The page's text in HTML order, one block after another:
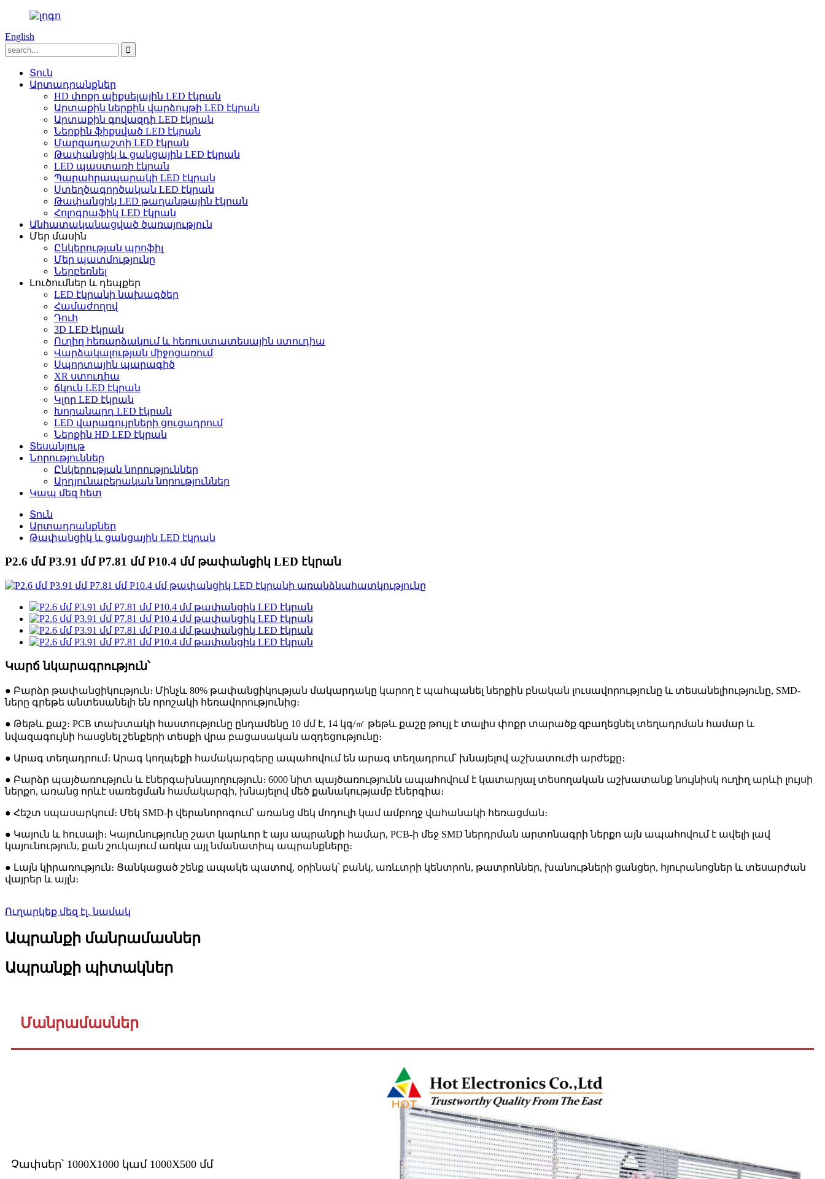
English
Տուն
Արտադրանքներ
HD փոքր պիքսելային LED էկրան
Արտաքին ներքին վարձույթի LED էկրան
Արտաքին գովազդի LED էկրան
Ներքին ֆիքսված LED էկրան
Մարզադաշտի LED էկրան
Թափանցիկ և ցանցային LED էկրան
LED պաստառի էկրան
Պարահրապարակի LED էկրան
Ստեղծագործական LED էկրան
Թափանցիկ LED թաղանթային էկրան
Հոլոգրաֆիկ LED էկրան
Անհատականացված ծառայություն
Մեր մասին
Ընկերության պրոֆիլ
Մեր պատմությունը
Ներբեռնել
Լուծումներ և դեպքեր
LED էկրանի նախագծեր
Համաժողով
Դուհ
3D LED էկրան
Ուղիղ հեռարձակում և հեռուստատեսային ստուդիա
Վարձակալության միջոցառում
Սպորտային պարագիծ
XR ստուդիա
ճկուն LED էկրան
Կլոր LED էկրան
Խորանարդ LED էկրան
LED վարագույրների ցուցադրում
Ներքին HD LED էկրան
Տեսանյութ
Նորություններ
Ընկերության նորություններ
Արդյունաբերական նորություններ
Կապ մեզ հետ
Տուն
Արտադրանքներ
Թափանցիկ և ցանցային LED էկրան
P2.6 մմ P3.91 մմ P7.81 մմ P10.4 մմ թափանցիկ LED էկրան
Կարճ նկարագրություն՝
● Բարձր թափանցիկություն։ Մինչև 80% թափանցիկության մակարդակը կարող է պահպանել ներքին բնական լուսավորությունը և տեսանելիությունը, SMD-
ները գրեթե անտեսանելի են որոշակի հեռավորությունից։
● Թեթև քաշ։ PCB տախտակի հաստությունը ընդամենը 10 մմ է, 14 կգ/㎡ թեթև քաշը թույլ է տալիս փոքր տարածք զբաղեցնել տեղադրման համար և
նվազագույնի հասցնել շենքերի տեսքի վրա բացասական ազդեցությունը։
● Արագ տեղադրում։ Արագ կողպեքի համակարգերը ապահովում են արագ տեղադրում՝ խնայելով աշխատուժի արժեքը։
● Բարձր պայծառություն և էներգախնայողություն։ 6000 նիտ պայծառությունն ապահովում է կատարյալ տեսողական աշխատանք նույնիսկ ուղիղ արևի լույսի
ներքո, առանց որևէ սառեցման համակարգի, խնայելով մեծ քանակությամբ էներգիա։
● Հեշտ սպասարկում։ Մեկ SMD-ի վերանորոգում՝ առանց մեկ մոդուլի կամ ամբողջ վահանակի հեռացման։
● Կայուն և հուսալի։ Կայունությունը շատ կարևոր է այս ապրանքի համար, PCB-ի մեջ SMD ներդրման արտոնագրի ներքո այն ապահովում է ավելի լավ
կայունություն, քան շուկայում առկա այլ նմանատիպ ապրանքները։
● Լայն կիրառություն։ Ցանկացած շենք ապակե պատով, օրինակ՝ բանկ, առևտրի կենտրոն, թատրոններ, խանութների ցանցեր, հյուրանոցներ և տեսարժան
վայրեր և այլն։
Ուղարկեք մեզ էլ. նամակ
Ապրանքի մանրամասներ
Ապրանքի պիտակներ
Մանրամասներ
Չափսեր՝ 1000X1000 կամ 1000X500 մմ